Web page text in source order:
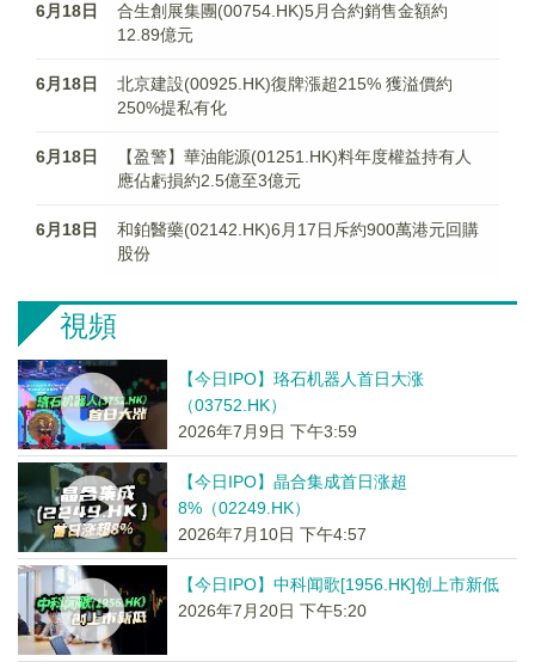
6月18日
合生創展集團(00754.HK)5月合約銷售金額約
12.89億元
6月18日
北京建設(00925.HK)復牌漲超215% 獲溢價約
250%提私有化
6月18日
【盈警】華油能源(01251.HK)料年度權益持有人
應佔虧損約2.5億至3億元
6月18日
和鉑醫藥(02142.HK)6月17日斥約900萬港元回購
股份
視頻
【今日IPO】珞石机器人首日大涨
（03752.HK）
2026年7月9日 下午3:59
【今日IPO】晶合集成首日涨超
8%（02249.HK）
2026年7月10日 下午4:57
【今日IPO】中科闻歌[1956.HK]创上市新低
2026年7月20日 下午5:20